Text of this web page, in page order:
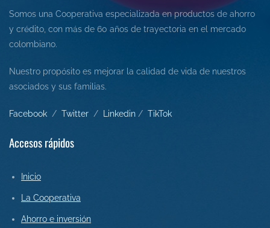
Somos una Cooperativa especializada en productos de ahorro
y crédito, con más de 60 años de trayectoria en el mercado
colombiano.
Nuestro propósito es mejorar la calidad de vida de nuestros
asociados y sus familias.
Facebook / Twitter / Linkedin / TikTok
Accesos rápidos
Inicio
La Cooperativa
Ahorro e inversión